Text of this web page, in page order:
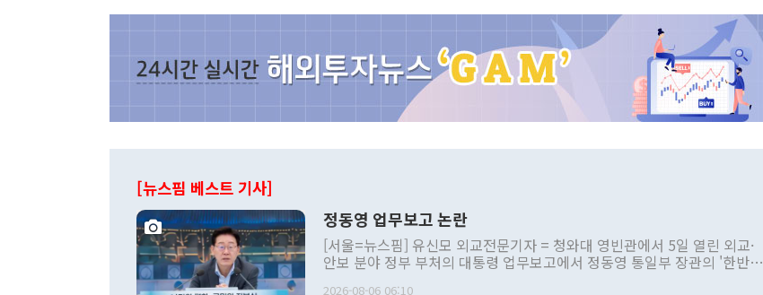
[뉴스핌 베스트 기사]
정동영 업무보고 논란
[서울=뉴스핌] 유신모 외교전문기자 = 청와대 영빈관에서 5일 열린 외교·
안보 분야 정부 부처의 대통령 업무보고에서 정동영 통일부 장관의 '한반도
2026-08-06 06:10